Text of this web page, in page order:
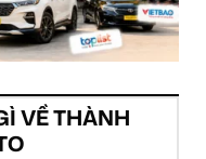
VỀ THÀNH